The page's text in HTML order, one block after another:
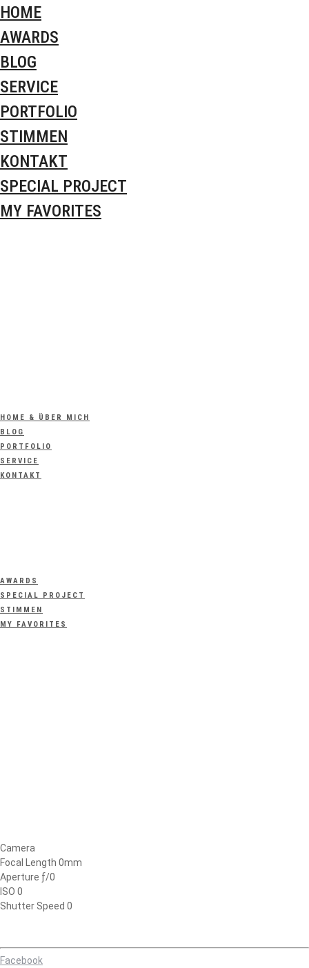
HOME
AWARDS
BLOG
SERVICE
PORTFOLIO
STIMMEN
KONTAKT
SPECIAL PROJECT
MY FAVORITES
HOME & ÜBER MICH
BLOG
PORTFOLIO
SERVICE
KONTAKT
AWARDS
SPECIAL PROJECT
STIMMEN
MY FAVORITES
Camera
Focal Length 0mm
Aperture ƒ/0
ISO 0
Shutter Speed 0
Facebook